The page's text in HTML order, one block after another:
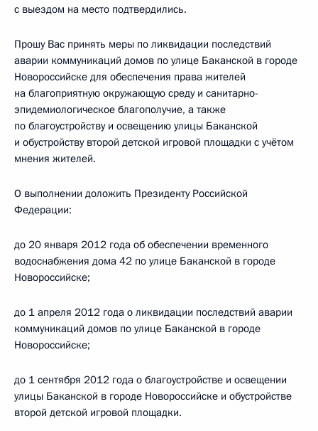
с выездом на место подтвердились.
Прошу Вас принять меры по ликвидации последствий
аварии коммуникаций домов по улице Баканской в городе
Новороссийске для обеспечения права жителей
на благоприятную окружающую среду и санитарно-
эпидемиологическое благополучие, а также
по благоустройству и освещению улицы Баканской
и обустройству второй детской игровой площадки с учётом
мнения жителей.
О выполнении доложить Президенту Российской
Федерации:
до 20 января 2012 года об обеспечении временного
водоснабжения дома 42 по улице Баканской в городе
Новороссийске;
до 1 апреля 2012 года о ликвидации последствий аварии
коммуникаций домов по улице Баканской в городе
Новороссийске;
до 1 сентября 2012 года о благоустройстве и освещении
улицы Баканской в городе Новороссийске и обустройстве
второй детской игровой площадки.